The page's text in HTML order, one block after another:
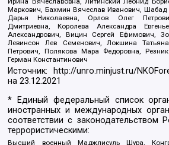
Маркович, Бахмин Вячеслав Иванович,
Дарья Николаевна, Орлов Олег
Дмитриевна, Королева Александра
Александрович, Вицин Сергей Ефимович,
Левинсон Лев Семенович, Локшина
Петрович, Полякова Мара Федоровна,
Герман Константинович
Источник: http://unro.minjust.ru/
на23.12.2021
* Единый федеральный список
иностранных и международных
соответствии с законодательством
террористическими:
Высший военный Маджлисуль Шура,